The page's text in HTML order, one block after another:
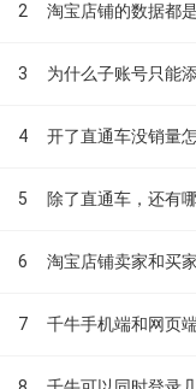
2 淘宝店铺的数据都
3 为什么子账号只能
4 开了直通车没销量
5 除了直通车，还有
6 淘宝店铺卖家和买
7 千牛手机端和网页